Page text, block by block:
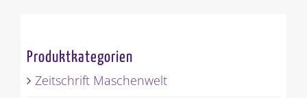
Produktkategorien
Zeitschrift Maschenwelt